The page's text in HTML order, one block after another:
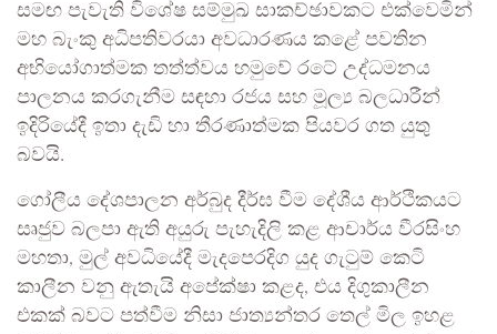
සමඟ පැවැති විශේෂ සම්මුඛ සාකච්ඡාවකට එක්වෙමින්
මහ බැංකු අධිපතිවරයා අවධාරණය කළේ පවතින
අභියෝගාත්මක තත්ත්වය හමුවේ රටේ උද්ධමනය
පාලනය කරගැනීම සඳහා රජය සහ මූල්‍ය බලධාරීන්
ඉදිරියේදී ඉතා දැඩි හා තීරණාත්මක පියවර ගත යුතු
බවයි.
ගෝලීය දේශපාලන අර්බුද දීර්ඝ වීම දේශීය ආර්ථිකයට
සෘජුව බලපා ඇති අයුරු පැහැදිලි කළ ආචාර්ය වීරසිංහ
මහතා, මුල් අවධියේදී මැදපෙරදිග යුද ගැටුම් කෙටි
කාලීන වනු ඇතැයි අපේක්ෂා කළද, එය දිගුකාලීන
එකක් බවට පත්වීම නිසා ජාත්‍යන්තර තෙල් මිල ඉහළ